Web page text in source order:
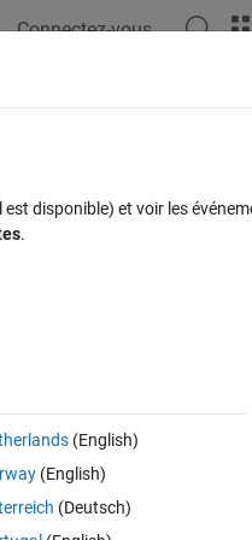
Connectez-vous
etc.?
it, and put into C:\Program
disponible) et voir les
.
(English)
(English)
(Deutsch)